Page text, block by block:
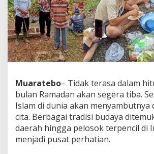
Muaratebo– Tidak terasa dalam
bulan Ramadan akan segera tiba.
Islam di dunia akan menyambutnya
cita. Berbagai tradisi budaya
daerah hingga pelosok terpencil di
menjadi pusat perhatian.